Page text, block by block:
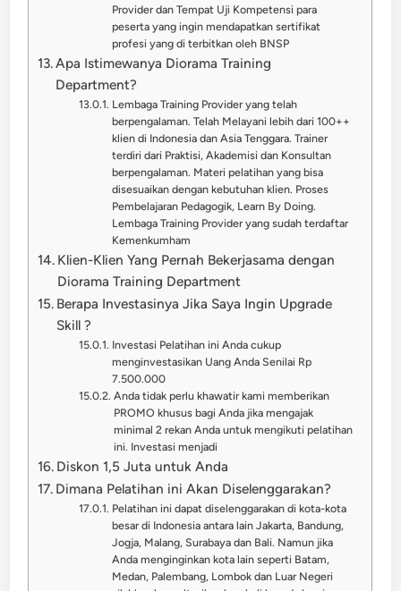
Provider dan Tempat Uji Kompetensi para
peserta yang ingin mendapatkan sertifikat
profesi yang di terbitkan oleh BNSP
Apa Istimewanya Diorama Training
Department?
Lembaga Training Provider yang telah
berpengalaman. Telah Melayani lebih dari 100++
klien di Indonesia dan Asia Tenggara. Trainer
terdiri dari Praktisi, Akademisi dan Konsultan
berpengalaman. Materi pelatihan yang bisa
disesuaikan dengan kebutuhan klien. Proses
Pembelajaran Pedagogik, Learn By Doing.
Lembaga Training Provider yang sudah terdaftar
Kemenkumham
Klien-Klien Yang Pernah Bekerjasama dengan
Diorama Training Department
Berapa Investasinya Jika Saya Ingin Upgrade
Skill ?
Investasi Pelatihan ini Anda cukup
menginvestasikan Uang Anda Senilai Rp
7.500.000
Anda tidak perlu khawatir kami memberikan
PROMO khusus bagi Anda jika mengajak
minimal 2 rekan Anda untuk mengikuti pelatihan
ini. Investasi menjadi
Diskon 1,5 Juta untuk Anda
Dimana Pelatihan ini Akan Diselenggarakan?
Pelatihan ini dapat diselenggarakan di kota-kota
besar di Indonesia antara lain Jakarta, Bandung,
Jogja, Malang, Surabaya dan Bali. Namun jika
Anda menginginkan kota lain seperti Batam,
Medan, Palembang, Lombok dan Luar Negeri